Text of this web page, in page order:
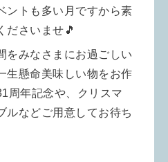
ントも多い月ですから素
ださいませ 🎵
をみなさまにお過ごしい
懸命美味しい物をお作
周年記念や、クリスマ
ルなどご用意してお待ち